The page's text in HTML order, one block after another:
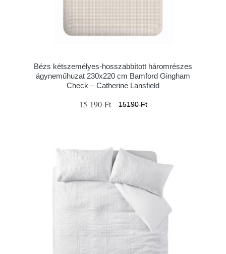
Bézs kétszemélyes-hosszabbított háromrészes
ágyneműhuzat 230x220 cm Bamford Gingham
Check – Catherine Lansfield
15 190 Ft 15190 Ft